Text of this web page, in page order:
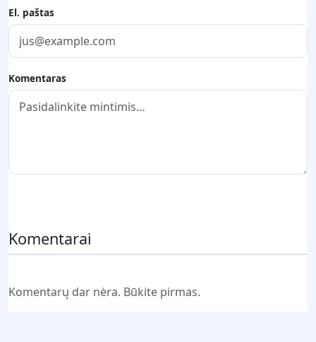
El. paštas
Komentaras
Komentarai
Komentarų dar nėra. Būkite pirmas.